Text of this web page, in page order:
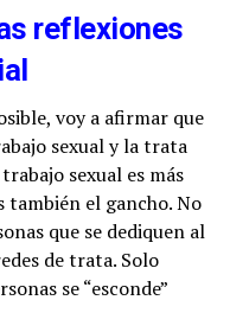
reflexiones
voy a afirmar que
sexual y la trata
sexual es más
también el gancho. No
que se dediquen al
de trata. Solo
se “esconde”